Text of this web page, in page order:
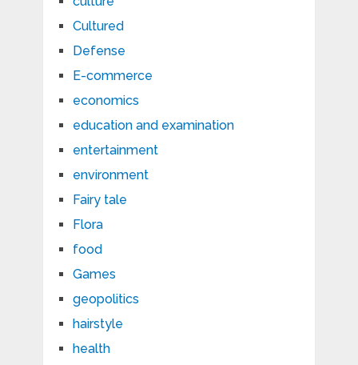
Cultured
Defense
E-commerce
economics
education and examination
entertainment
environment
Fairy tale
Flora
food
Games
geopolitics
hairstyle
health